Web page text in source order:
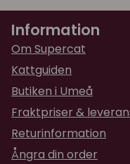
Sofia
för 1 år sedan
Lite kort för en
Information
Om Supercat
Kattguiden
Butiken i Umeå
Fraktpriser &
Returinformation
Ångra din order